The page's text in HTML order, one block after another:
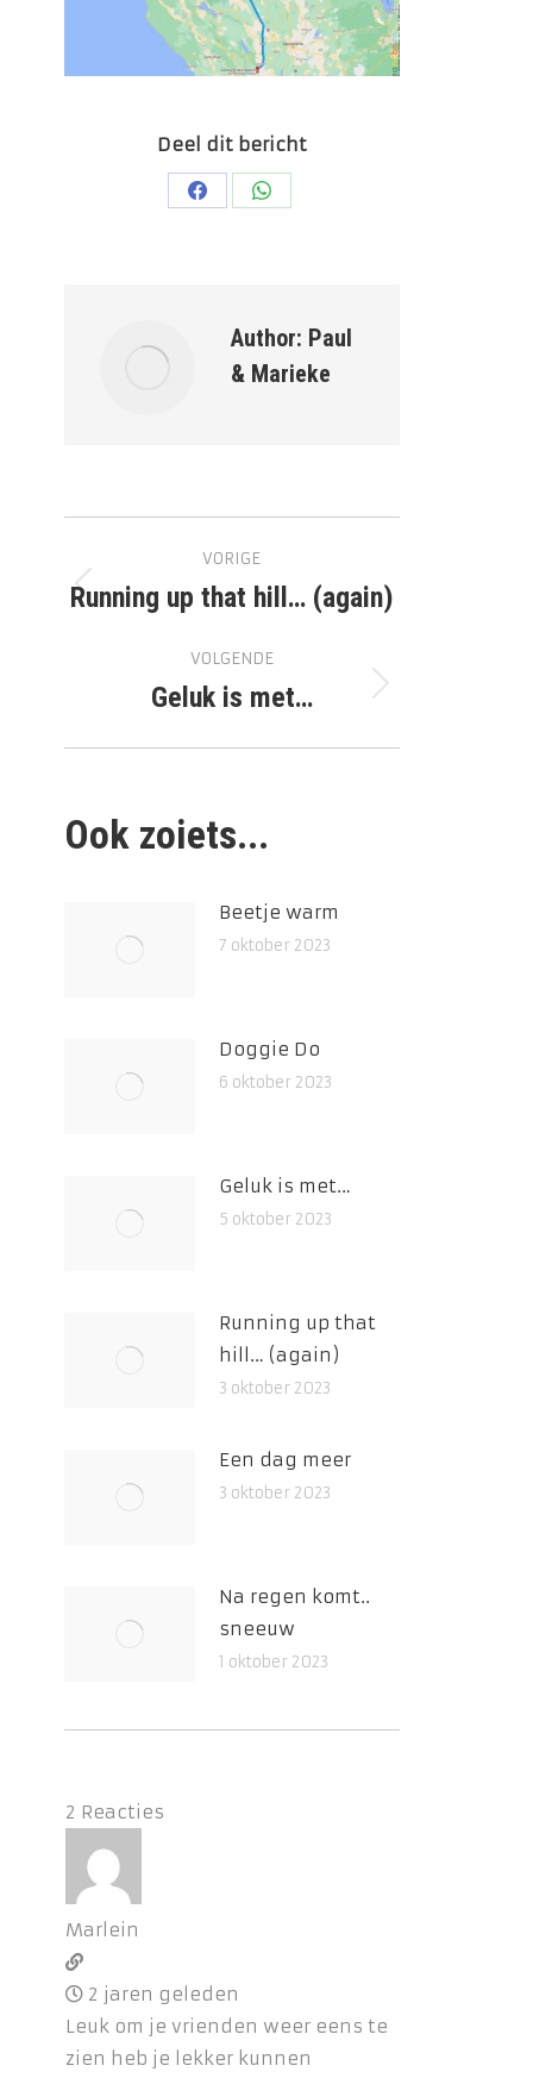
Deel dit bericht
Deel
Deel
Author: Paul
& Marieke
navigatie
VORIGE
Vorig
Running up that hill… (again)
VOLGENDE
Volgend
Geluk is met…
Ook zoiets...
Beetje warm
7 oktober 2023
Doggie Do
6 oktober 2023
Geluk is met…
5 oktober 2023
Running up that
hill… (again)
3 oktober 2023
Een dag meer
3 oktober 2023
Na regen komt..
sneeuw
1 oktober 2023
2 Reacties
Marlein
2 jaren geleden
Leuk om je vrienden weer eens te
zien heb je lekker kunnen